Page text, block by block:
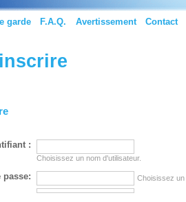
garde F.A.Q. Avertissement Contact
:
Choisissez un nom d'utilisateur.
passe: Choisissez